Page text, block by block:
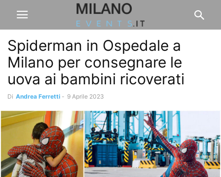
Spiderman in Ospedale a
Milano per consegnare le
uova ai bambini ricoverati
Di Andrea Ferretti - 9 Aprile 2023